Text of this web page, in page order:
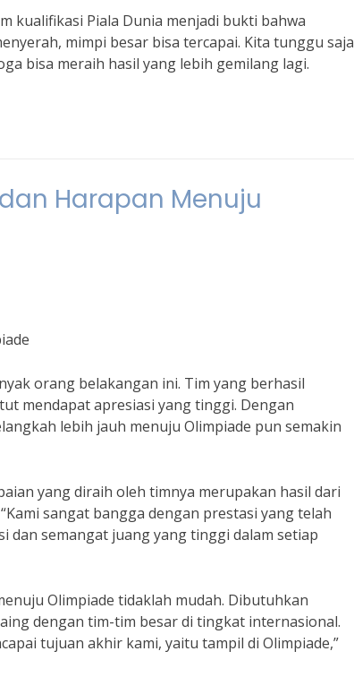
kualifikasi Piala Dunia menjadi bukti bahwa
mimpi besar bisa tercapai. Kita tunggu saja
bisa meraih hasil yang lebih gemilang lagi.
Harapan Menuju
orang belakangan ini. Tim yang berhasil
mendapat apresiasi yang tinggi. Dengan
lebih jauh menuju Olimpiade pun semakin
yang diraih oleh timnya merupakan hasil dari
sangat bangga dengan prestasi yang telah
dan semangat juang yang tinggi dalam setiap
Olimpiade tidaklah mudah. Dibutuhkan
dengan tim-tim besar di tingkat internasional.
tujuan akhir kami, yaitu tampil di Olimpiade,”